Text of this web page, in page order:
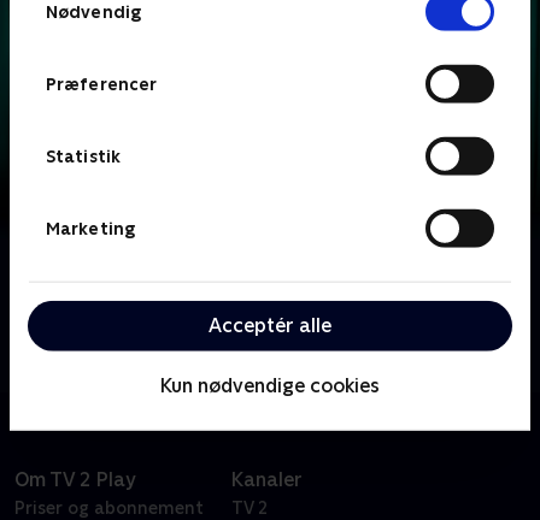
Nødvendig
Præferencer
Statistik
Marketing
Acceptér alle
Kun nødvendige cookies
Lasse Rimmer er vært, når to hold kendte danskere
skal bluffe, gætte, købe og sælge sig igennem en
masse loppefund i håbet om at tjene flest penge.
Om TV 2 Play
Priser og abonnement
Kanaler
TV 2